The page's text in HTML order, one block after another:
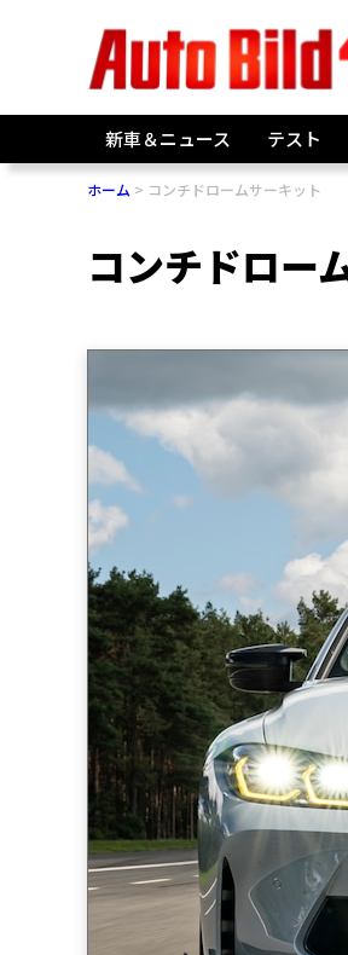
新車＆ニュース テスト
ホーム コンチドロームサーキット
コンチドロー